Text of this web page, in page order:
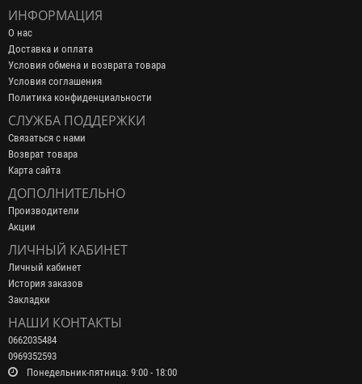
ИНФОРМАЦИЯ
О нас
Доставка и оплата
Условия обмена и возврата товара
Условия соглашения
Политика конфиденциальности
СЛУЖБА ПОДДЕРЖКИ
Связаться с нами
Возврат товара
Карта сайта
ДОПОЛНИТЕЛЬНО
Производители
Акции
ЛИЧНЫЙ КАБИНЕТ
Личный кабинет
История заказов
Закладки
НАШИ КОНТАКТЫ
0662035484
0969352593
Понедельник-пятница: 9:00 - 18:00